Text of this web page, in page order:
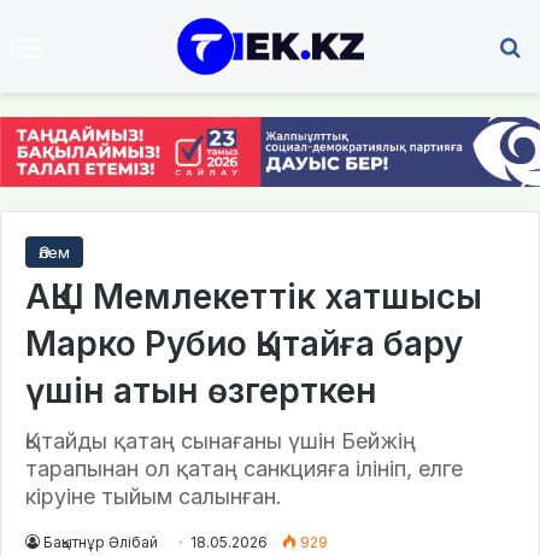
Әлем
АҚШ Мемлекеттік хатшысы
Марко Рубио Қытайға бару
үшін атын өзгерткен
Қытайды қатаң сынағаны үшін Бейжің
тарапынан ол қатаң санкцияға ілініп, елге
кіруіне тыйым салынған.
Бақытнұр Әлібай 18.05.2026 929